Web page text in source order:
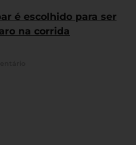
é escolhido para ser
na corrida